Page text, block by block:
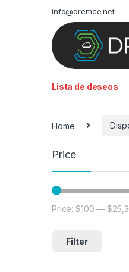
info@dremce.net
Lista de deseos
Home
Price
Min price
Max price
Filter
Price:$100 —